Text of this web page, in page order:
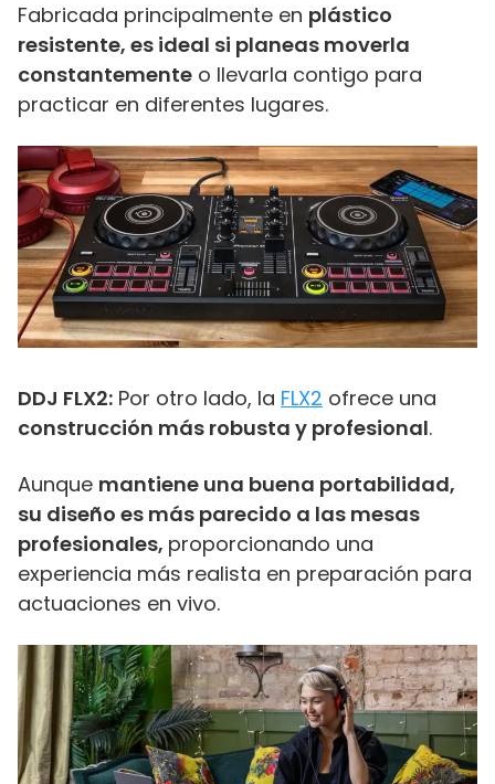
Fabricada principalmente en plástico
resistente, es ideal si planeas moverla
constantemente o llevarla contigo para
practicar en diferentes lugares.
DDJ FLX2: Por otro lado, la FLX2 ofrece una
construcción más robusta y profesional.
Aunque mantiene una buena portabilidad,
su diseño es más parecido a las mesas
profesionales, proporcionando una
experiencia más realista en preparación para
actuaciones en vivo.